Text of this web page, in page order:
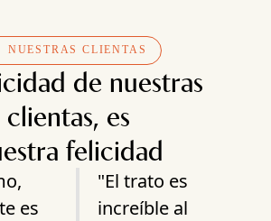
CLIENTAS
de nuestras
clientas, es
felicidad
es
"El trato es
increíble al